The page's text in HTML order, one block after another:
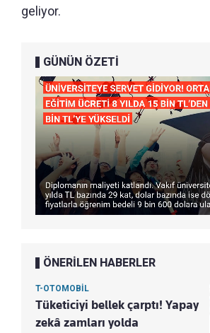
geliyor.
GÜNÜN ÖZETİ
ÖNERİLEN HABERLER
T-OTOMOBİL
Tüketiciyi bellek çarptı! Yapay
zekâ zamları yolda